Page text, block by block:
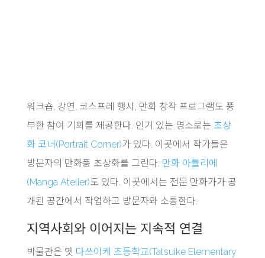
워크숍, 강연, 코스프레 행사, 만화 창작 프로그램도 풍
부한 참여 기회를 제공한다. 인기 있는 명소로는 초상
화 코너(Portrait Corner)가 있다. 이곳에서 작가들은
방문자의 만화풍 초상화를 그린다. 만화 아틀리에
(Manga Atelier)도 있다. 이곳에서는 전문 만화가가 공
개된 공간에서 작업하고 방문자와 소통한다.
지역사회와 이어지는 지속적 연결
박물관은 옛 다쓰이케 초등학교(Tatsuike Elementary